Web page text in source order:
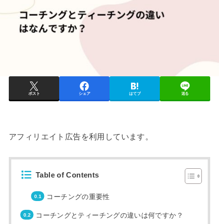
ポスト シェア はてブ 送る
アフィリエイト広告を利用しています。
Table of Contents
コーチングの重要性
コーチングとティーチングの違いは何ですか？